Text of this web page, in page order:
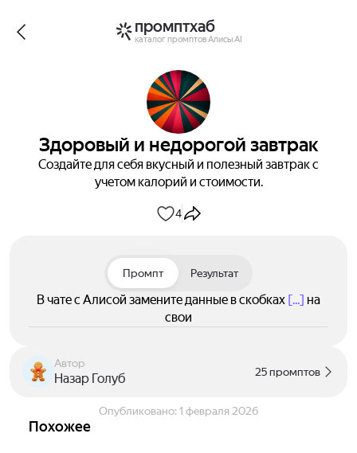
промптхаб
каталог промптов Алисы AI
Здоровый и недорогой завтрак
Создайте для себя вкусный и полезный завтрак с
учетом калорий и стоимости.
4
Промпт Результат
В чате с Алисой замените данные в скобках [...] на
свои
Автор
Назар Голуб 25 промптов
Опубликовано: 1 февраля 2026
Похожее